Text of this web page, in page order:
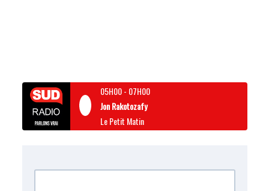
05H00- 07H00
Jon Rakotozafy
Le Petit Matin